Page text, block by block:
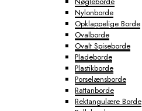
Nylonborde
Opklappelige Borde
Ovalborde
Ovalt Spiseborde
Pladeborde
Plastikborde
Porselænsborde
Rattanborde
Rektangulære Borde